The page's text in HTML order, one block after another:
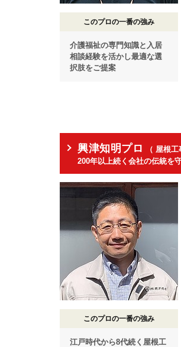
このプロの一番の強み
介護福祉の専門知識と入居
相談経験を活かし最適な選
択肢をご提案
興津知明プロ
（ 屋根工
200年以上続く会社の伝統を
このプロの一番の強み
江戸時代から8代続く屋根工